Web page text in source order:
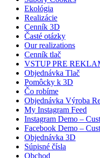
Ekológia
Realizácie
Cenník 3D
Časté otázky
Our realizations
Cenník tlač
VSTUP PRE
Objednávka Tlač
Pomôcky k 3D
Čo robíme
Objednávka Výroba
My Instagram Feed
Instagram Demo –
Facebook Demo –
Objednávka 3D
Súpisné čísla
Obchod